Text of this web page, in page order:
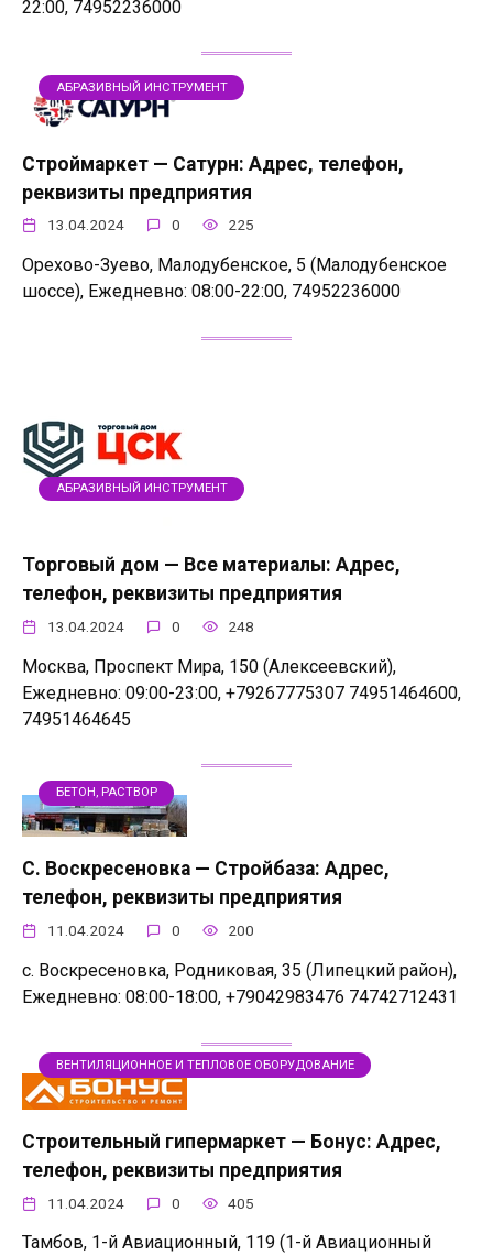
22:00, 74952236000
АБРАЗИВНЫЙ ИНСТРУМЕНТ
Строймаркет — Сатурн: Адрес, телефон,
реквизиты предприятия
13.04.2024 0 225
Орехово-Зуево, Малодубенское, 5 (Малодубенское
шоссе), Ежедневно: 08:00-22:00, 74952236000
АБРАЗИВНЫЙ ИНСТРУМЕНТ
Торговый дом — Все материалы: Адрес,
телефон, реквизиты предприятия
13.04.2024 0 248
Москва, Проспект Мира, 150 (Алексеевский),
Ежедневно: 09:00-23:00, +79267775307 74951464600,
74951464645
БЕТОН, РАСТВОР
С. Воскресеновка — Стройбаза: Адрес,
телефон, реквизиты предприятия
11.04.2024 0 200
с. Воскресеновка, Родниковая, 35 (Липецкий район),
Ежедневно: 08:00-18:00, +79042983476 74742712431
ВЕНТИЛЯЦИОННОЕ И ТЕПЛОВОЕ ОБОРУДОВАНИЕ
Строительный гипермаркет — Бонус: Адрес,
телефон, реквизиты предприятия
11.04.2024 0 405
Тамбов, 1-й Авиационный, 119 (1-й Авиационный